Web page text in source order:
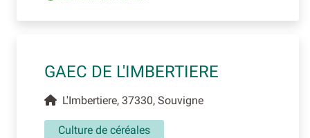
GAEC DE L'IMBERTIERE
L'Imbertiere, 37330, Souvigne
Culture de céréales